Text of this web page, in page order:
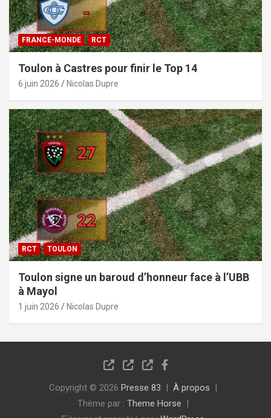
FRANCE-MONDE RCT
Toulon à Castres pour finir le Top 14
6 juin 2026 Nicolas Dupre
RCT TOULON
Toulon signe un baroud d’honneur face à l’UBB
à Mayol
1 juin 2026 Nicolas Dupre
Copyright © 2026 Presse 83
À propos
Thème par : Theme Horse